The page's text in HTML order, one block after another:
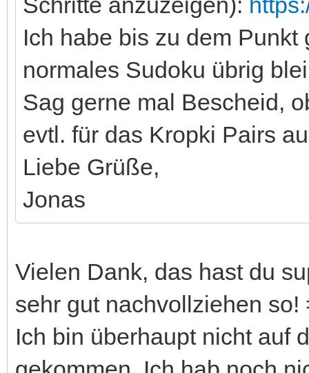
Ich habe bis zu dem
normales Sudoku übrig
Sag gerne mal Bescheid,
evtl. für das Kropki Pairs
Liebe Grüße,
Jonas
Vielen Dank, das hast du
sehr gut nachvollziehen so!
Ich bin überhaupt nicht auf